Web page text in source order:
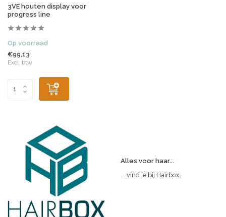
3VE houten display voor
progress line
Op voorraad
€99,13
Excl. btw
Alles voor haar...
... vind je bij Hairbox.